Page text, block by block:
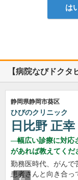
は
【病院なびドク
静岡県静岡市葵区
ひびのクリニック
日比野 正幸
幅広い診療に対応
があれば教えてくだ
勤務医時代、がんで
患者さんと向き合っ